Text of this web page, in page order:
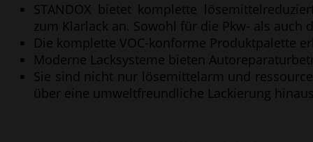
STANDOX bietet komplette
zum Klarlack an. Sowohl für die Pkw- als auch
Die komplette VOC-konforme Produktpalette
Moderne Lacksysteme bieten
Sie sind nicht nur lösemittelarm und
über eine umweltfreundliche Lackierung